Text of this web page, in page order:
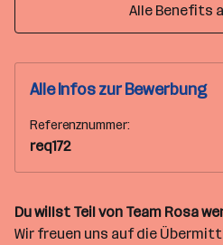
Alle Benefits
Alle Infos zur Bewerbung
Referenznummer:
req172
Du willst Teil von Team Rosa
Wir freuen uns auf die